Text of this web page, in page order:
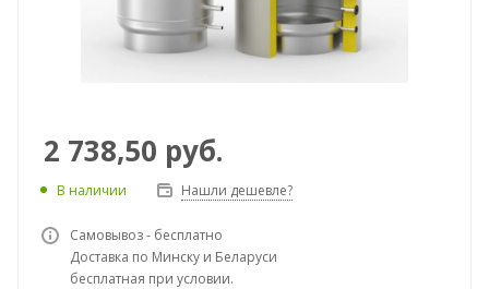
2 738,50 руб.
В наличии Нашли дешевле?
Самовывоз - бесплатно
Доставка по Минску и Беларуси
бесплатная при условии.